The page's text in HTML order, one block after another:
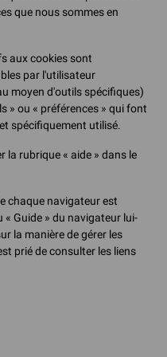
que nous sommes en
aux cookies sont
par l'utilisateur
moyen d'outils spécifiques)
» ou « préférences » qui font
spécifiquement utilisé.
la rubrique « aide » dans le
chaque navigateur est
Guide » du navigateur lui-
la manière de gérer les
prié de consulter les liens